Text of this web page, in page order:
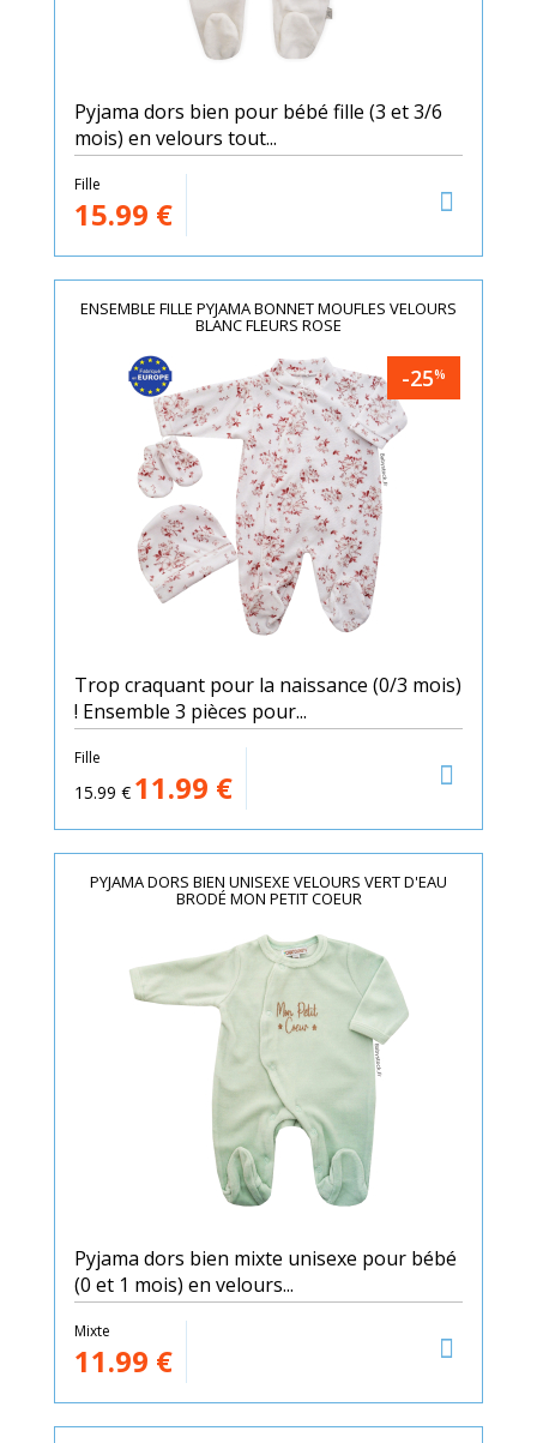
Pyjama dors bien pour bébé fille (3 et 3/6
mois) en velours tout...
Fille
15.99 €
ENSEMBLE FILLE PYJAMA BONNET MOUFLES VELOURS
BLANC FLEURS ROSE
-25%
Trop craquant pour la naissance (0/3 mois)
! Ensemble 3 pièces pour...
Fille
15.99 € 11.99 €
PYJAMA DORS BIEN UNISEXE VELOURS VERT D'EAU
BRODÉ MON PETIT COEUR
Pyjama dors bien mixte unisexe pour bébé
(0 et 1 mois) en velours...
Mixte
11.99 €